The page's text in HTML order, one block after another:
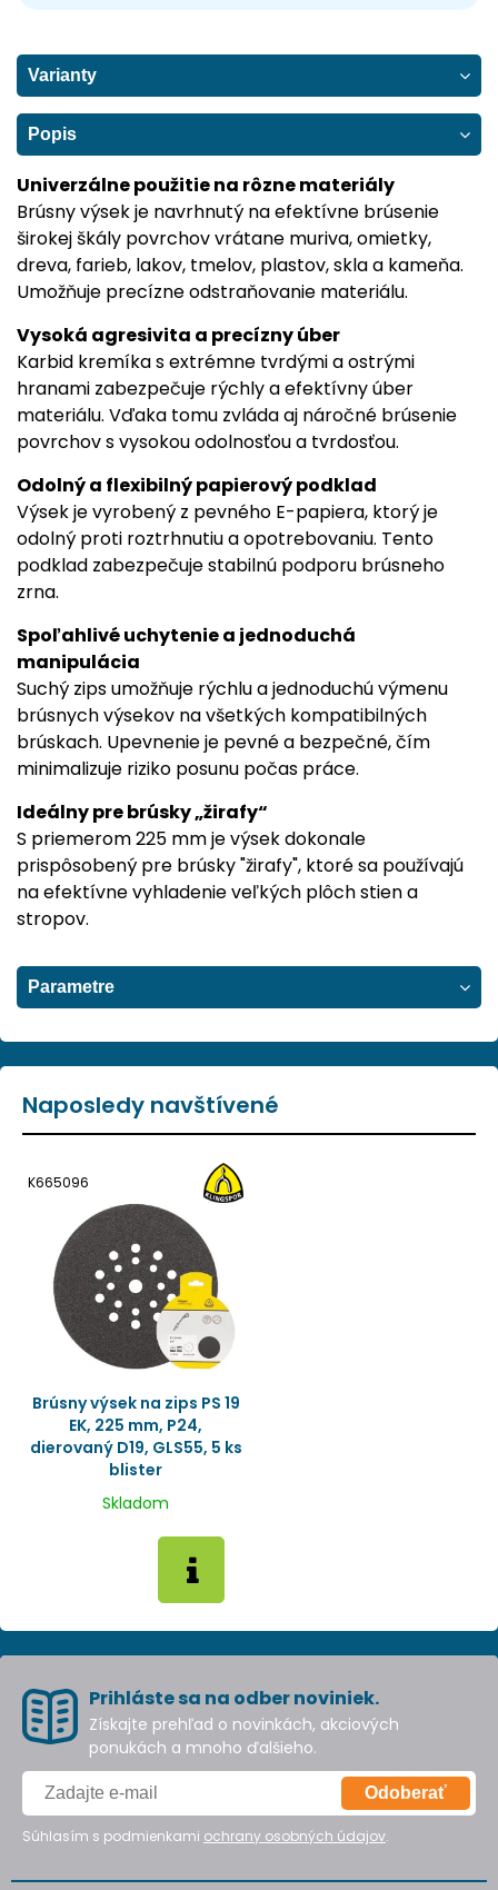
Varianty
Popis
Univerzálne použitie na rôzne materiály
Brúsny výsek je navrhnutý na efektívne brúsenie
širokej škály povrchov vrátane muriva, omietky,
dreva, farieb, lakov, tmelov, plastov, skla a kameňa.
Umožňuje precízne odstraňovanie materiálu.
Vysoká agresivita a precízny úber
Karbid kremíka s extrémne tvrdými a ostrými
hranami zabezpečuje rýchly a efektívny úber
materiálu. Vďaka tomu zvláda aj náročné brúsenie
povrchov s vysokou odolnosťou a tvrdosťou.
Odolný a flexibilný papierový podklad
Výsek je vyrobený z pevného E-papiera, ktorý je
odolný proti roztrhnutiu a opotrebovaniu. Tento
podklad zabezpečuje stabilnú podporu brúsneho
zrna.
Spoľahlivé uchytenie a jednoduchá
manipulácia
Suchý zips umožňuje rýchlu a jednoduchú výmenu
brúsnych výsekov na všetkých kompatibilných
brúskach. Upevnenie je pevné a bezpečné, čím
minimalizuje riziko posunu počas práce.
Ideálny pre brúsky „žirafy“
S priemerom 225 mm je výsek dokonale
prispôsobený pre brúsky "žirafy", ktoré sa používajú
na efektívne vyhladenie veľkých plôch stien a
stropov.
Parametre
Naposledy navštívené
K665096
Brúsny výsek na zips PS 19
EK, 225 mm, P24,
dierovaný D19, GLS55, 5 ks
blister
Skladom
Prihláste sa na odber noviniek.
Získajte prehľad o novinkách, akciových
ponukách a mnoho ďalšieho.
Odoberať
Súhlasím s podmienkami ochrany osobných údajov.